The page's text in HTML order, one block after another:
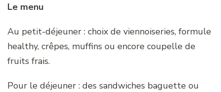
Le menu
Au petit-déjeuner : choix de viennoiseries, formule
healthy, crêpes, muffins ou encore coupelle de
fruits frais.
Pour le déjeuner : des sandwiches baguette ou